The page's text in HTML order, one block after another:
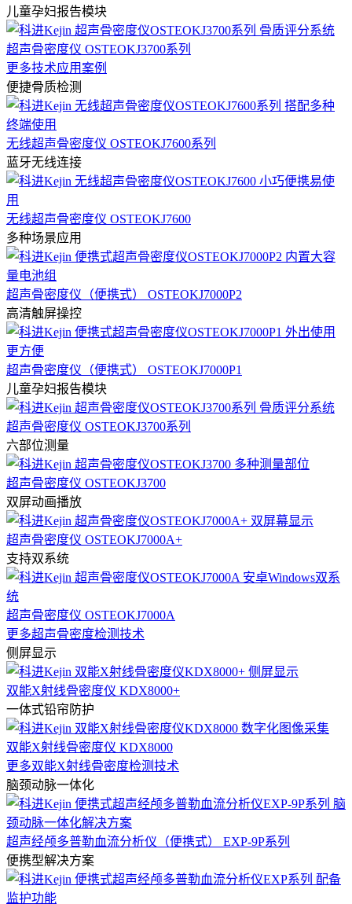
儿童孕妇报告模块
超声骨密度仪 OSTEOKJ3700系列
更多技术应用案例
便捷骨质检测
无线超声骨密度仪 OSTEOKJ7600系列
蓝牙无线连接
无线超声骨密度仪 OSTEOKJ7600
多种场景应用
超声骨密度仪（便携式） OSTEOKJ7000P2
高清触屏操控
超声骨密度仪（便携式） OSTEOKJ7000P1
儿童孕妇报告模块
超声骨密度仪 OSTEOKJ3700系列
六部位测量
超声骨密度仪 OSTEOKJ3700
双屏动画播放
超声骨密度仪 OSTEOKJ7000A+
支持双系统
超声骨密度仪 OSTEOKJ7000A
更多超声骨密度检测技术
侧屏显示
双能X射线骨密度仪 KDX8000+
一体式铅帘防护
双能X射线骨密度仪 KDX8000
更多双能X射线骨密度检测技术
脑颈动脉一体化
超声经颅多普勒血流分析仪（便携式） EXP-9P系列
便携型解决方案